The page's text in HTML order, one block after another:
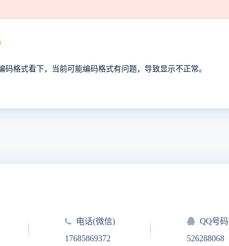
码格式看下，当前可能编码格式有问题，导致显示不正常。
电话(微信)
17685869372
QQ号码
526288068